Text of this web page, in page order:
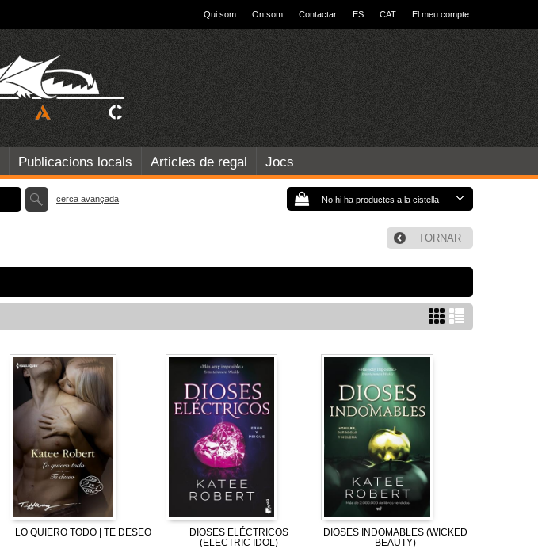
Qui som On som Contactar ES CAT El meu compte
Publicacions locals Articles de regal Jocs
No hi ha productes a la cistella
cerca avançada
TORNAR
LO QUIERO TODO | TE DESEO
DIOSES ELÉCTRICOS
(ELECTRIC IDOL)
DIOSES INDOMABLES (WICKED
BEAUTY)